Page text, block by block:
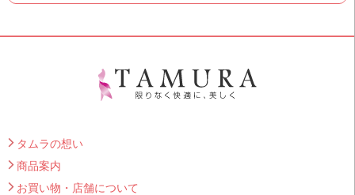
タムラの想い
商品案内
お買い物・店舗について